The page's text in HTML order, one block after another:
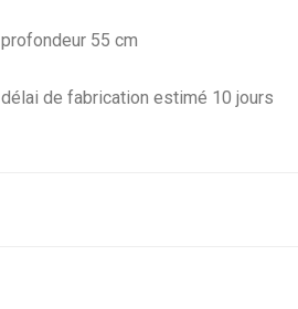
profondeur 55 cm
délai de fabrication estimé 10 jours